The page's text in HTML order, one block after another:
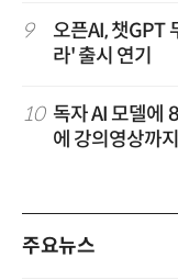
9
오픈AI, 챗GPT
라' 출시 연기
10 독자 AI 모델에
에 강의영상까지
주요뉴스